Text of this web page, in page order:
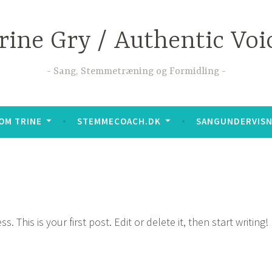
Gry / Authentic
Sang, Stemmetræning og Formidling
TRINE STEMMECOACH.DK
This is your first post. Edit or delete it, then start writing!